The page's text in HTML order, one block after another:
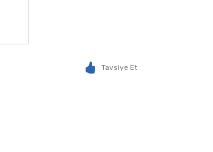
Tavsiye Et